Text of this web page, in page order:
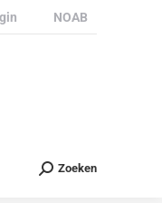
NOAB
Zoeken
Zoeken